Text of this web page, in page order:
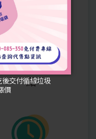
交付循線垃圾
價
線清運點數
點